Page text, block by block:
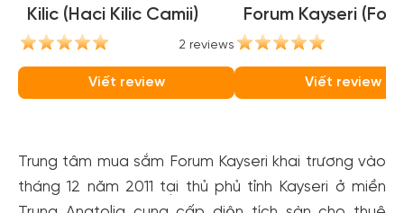
Kilic (Haci Kilic Camii)
2 reviews
Viết review
Forum Kayseri
Kayseri)
Viết review
Trung tâm mua sắm Forum Kayseri khai trương vào
tháng 12 năm 2011 tại thủ phủ tỉnh Kayseri ở miền